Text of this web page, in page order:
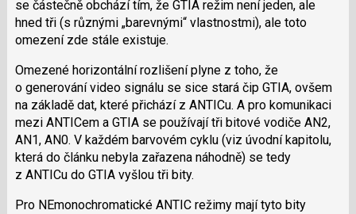
se částečně obchází tím, že GTIA režim není jeden, ale
hned tři (s různými „barevnými“ vlastnostmi), ale toto
omezení zde stále existuje.
Omezené horizontální rozlišení plyne z toho, že
o generování video signálu se sice stará čip GTIA, ovšem
na základě dat, které přichází z ANTICu. A pro komunikaci
mezi ANTICem a GTIA se používají tři bitové vodiče AN2,
AN1, AN0. V každém barvovém cyklu (viz úvodní kapitolu,
která do článku nebyla zařazena náhodně) se tedy
z ANTICu do GTIA vyšlou tři bity.
Pro NEmonochromatické ANTIC režimy mají tyto bity